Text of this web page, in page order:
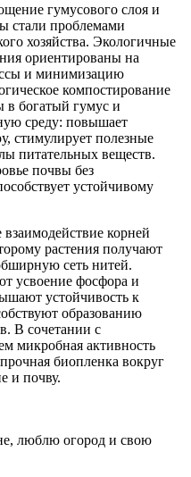
гумусового слоя и
стали проблемами
хозяйства. Экологичные
ориентированы на
и минимизацию
компостирование
в богатый гумус и
среду: повышает
стимулирует полезные
питательных веществ.
почвы без
устойчивому
корней
растения получают
сеть нитей.
усвоение фосфора и
устойчивость к
образованию
В сочетании с
микробная активность
биопленка вокруг
и почву.
люблю огород и свою